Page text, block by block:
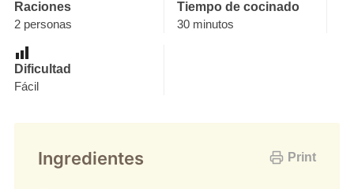
Raciones
2 personas
Tiempo de cocinado
30 minutos
Dificultad
Fácil
Print
Ingredientes